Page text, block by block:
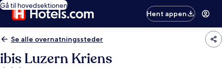
Gå til hovedsektionen
Hent appen
Se alle overnatningssteder
ibis Luzern Kriens